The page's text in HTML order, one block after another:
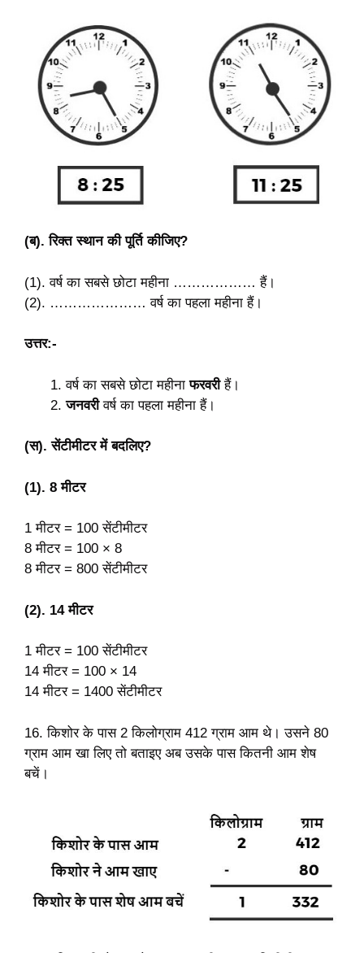
(ब). रिक्त स्थान की पूर्ति कीजिए?
(1). वर्ष का सबसे छोटा महीना ……………… हैं।
(2). ………………… वर्ष का पहला महीना हैं।
उत्तर:-
वर्ष का सबसे छोटा महीनाफरवरीहैं।
जनवरीवर्ष का पहला महीना हैं।
(स). सेंटीमीटर में बदलिए?
(1). 8 मीटर
1 मीटर = 100 सेंटीमीटर
8 मीटर = 100 × 8
8 मीटर = 800 सेंटीमीटर
(2). 14 मीटर
1 मीटर = 100 सेंटीमीटर
14 मीटर = 100 × 14
14 मीटर = 1400 सेंटीमीटर
16. किशोर के पास 2 किलोग्राम 412 ग्राम आम थे। उसने 80
ग्राम आम खा लिए तो बताइए अब उसके पास कितनी आम शेष
बचें।